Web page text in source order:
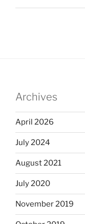
Archives
April 2026
July 2024
August 2021
July 2020
November 2019